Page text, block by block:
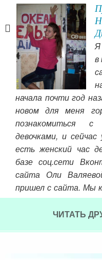
Я
в
начала почти год
новом для меня
познакомиться
девочками, и
есть женский час
базе соц.сети
сайта Оли
пришел с сайта. Мы
чате, и почти
каждую недельку
ЧИТАТЬ